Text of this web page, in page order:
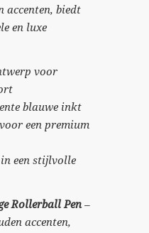
accenten, biedt
en luxe
voor
blauwe inkt
een premium
een stijlvolle
Rollerball Pen–
accenten,